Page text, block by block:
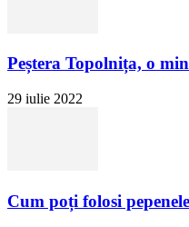
Peștera Topolnița, o
29 iulie 2022
Cum poți folosi